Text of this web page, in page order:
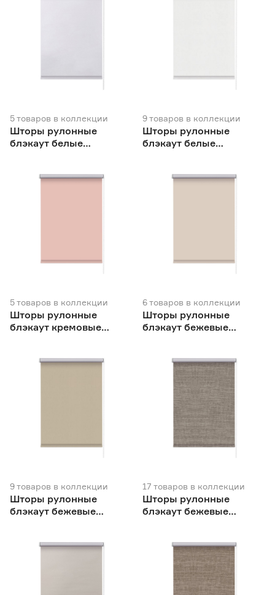
5товаров в коллекции
Шторы рулонные
блэкаут белые
9товаров в коллекции
Шторы рулонные
блэкаут белые
5товаров в коллекции
Шторы рулонные
блэкаут кремовые
6товаров в коллекции
Шторы рулонные
блэкаут бежевые
9товаров в коллекции
Шторы рулонные
блэкаут бежевые
17 товаров в коллекции
Шторы рулонные
блэкаут бежевые